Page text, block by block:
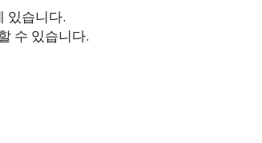
있습니다.
수 있습니다.